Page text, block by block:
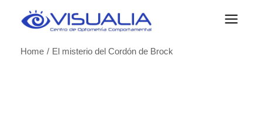
Home
El misterio del Cordón de Brock